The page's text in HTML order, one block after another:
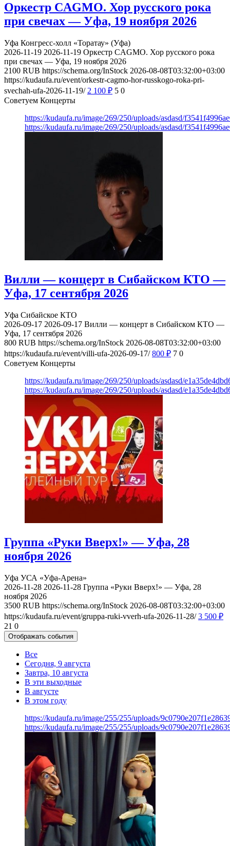
Оркестр CAGMO. Хор русского рока
при свечах — Уфа, 19 ноября 2026
Уфа Конгресс-холл «Торатау» (Уфа)
2026-11-19 2026-11-19 Оркестр CAGMO. Хор русского рока
при свечах — Уфа, 19 ноября 2026
2100 RUB https://schema.org/InStock 2026-08-08T03:32:00+03:00
https://kudaufa.ru/event/orkestr-cagmo-hor-russkogo-roka-pri-
svechah-ufa-2026-11-19/ 2 100 ₽ 5 0
Советуем Концерты
https://kudaufa.ru/image/269/250/uploads/asdasd/
https://kudaufa.ru/image/269/250/uploads/asdasd/
Вилли — концерт в Сибайском КТО —
Уфа, 17 сентября 2026
Уфа Сибайское КТО
2026-09-17 2026-09-17 Вилли — концерт в Сибайском КТО —
Уфа, 17 сентября 2026
800 RUB https://schema.org/InStock 2026-08-08T03:32:00+03:00
https://kudaufa.ru/event/villi-ufa-2026-09-17/ 800 ₽ 7 0
Советуем Концерты
https://kudaufa.ru/image/269/250/uploads/asdasd/
https://kudaufa.ru/image/269/250/uploads/asdasd/
Группа «Руки Вверх!» — Уфа, 28
ноября 2026
Уфа УСА «Уфа-Арена»
2026-11-28 2026-11-28 Группа «Руки Вверх!» — Уфа, 28
ноября 2026
3500 RUB https://schema.org/InStock 2026-08-08T03:32:00+03:00
https://kudaufa.ru/event/gruppa-ruki-vverh-ufa-2026-11-28/ 3 500 ₽
21 0
Отображать события
Все
Сегодня, 9 августа
Завтра, 10 августа
В эти выходные
В августе
В этом году
https://kudaufa.ru/image/255/255/uploads/
https://kudaufa.ru/image/255/255/uploads/